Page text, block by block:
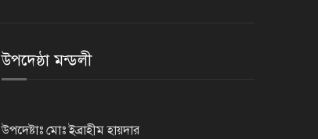
উপদেষ্ঠা মন্ডলী
উপদেষ্টাঃ মোঃ ইব্রাহীম হায়দার